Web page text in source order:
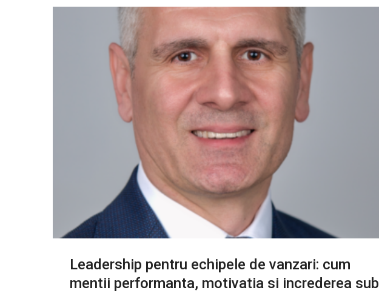
Leadership pentru echipele de vanzari: cum
mentii performanta, motivatia si increderea sub